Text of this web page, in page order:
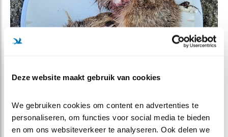
Deze website maakt gebruik van cookies
We gebruiken cookies om content en advertenties te
personaliseren, om functies voor social media te bieden
en om ons websiteverkeer te analyseren. Ook delen we